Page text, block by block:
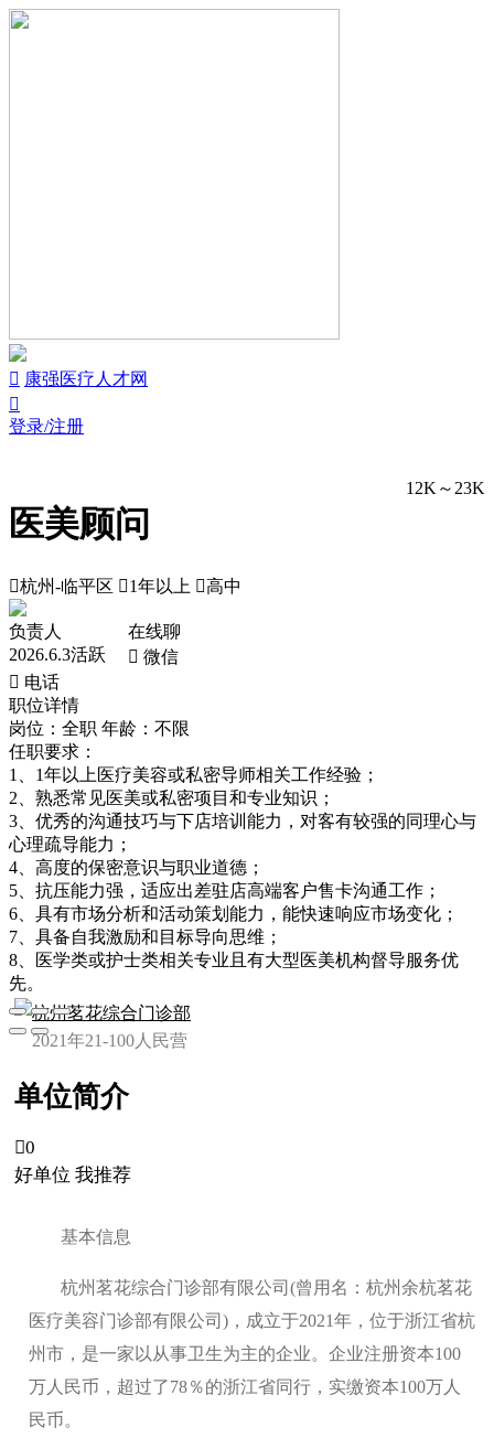
 康强医疗人才网

登录/注册
医美顾问
12K～23K
杭州-临平区 1年以上 高中
负责人
2026.6.3活跃
在线聊
 微信
 电话
职位详情
岗位：全职 年龄：不限
任职要求：
1、1年以上医疗美容或私密导师相关工作经验；
2、熟悉常见医美或私密项目和专业知识；
3、优秀的沟通技巧与下店培训能力，对客有较强的同理心与
心理疏导能力；
4、高度的保密意识与职业道德；
5、抗压能力强，适应出差驻店高端客户售卡沟通工作；
6、具有市场分析和活动策划能力，能快速响应市场变化；
7、具备自我激励和目标导向思维；
8、医学类或护士类相关专业且有大型医美机构督导服务优
先。
杭州茗花综合门诊部
2021年21-100人 民营
单位简介
0
好单位 我推荐
基本信息
杭州茗花综合门诊部有限公司(曾用名：杭州余杭茗花
医疗美容门诊部有限公司)，成立于2021年，位于浙江省杭
州市，是一家以从事卫生为主的企业。企业注册资本100
万人民币，超过了78％的浙江省同行，实缴资本100万人
民币。